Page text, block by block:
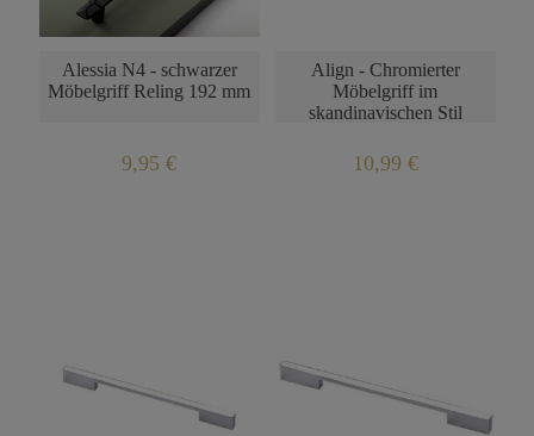
Alessia N4 - schwarzer
Möbelgriff Reling 192 mm
9,95 €
Align - Chromierter
Möbelgriff im
skandinavischen Stil
10,99 €